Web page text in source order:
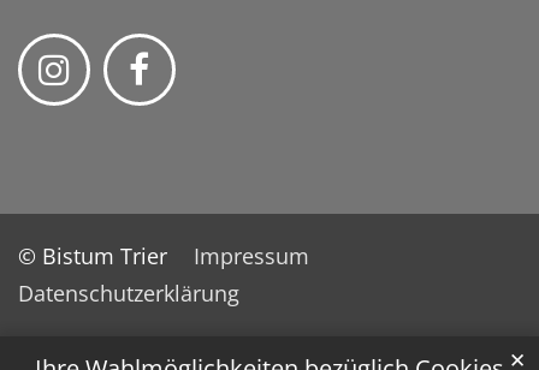
✕
© Bistum Trier
Impressum
Datenschutzerklärung